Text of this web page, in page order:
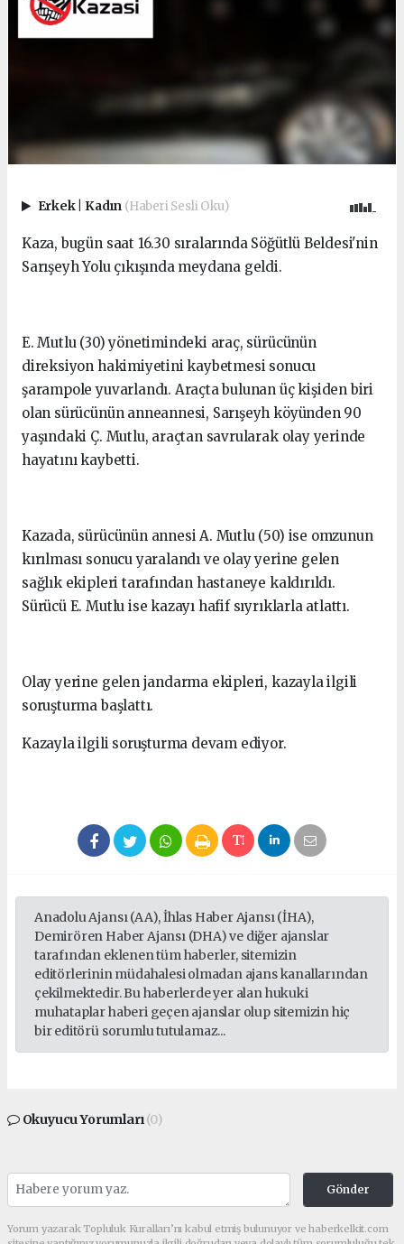
Erkek Kadın (Haberi Sesli Oku)
Kaza, bugün saat 16.30 sıralarında Söğütlü Beldesi'nin
Sarışeyh Yolu çıkışında meydana geldi.
E. Mutlu (30) yönetimindeki araç, sürücünün
direksiyon hakimiyetini kaybetmesi sonucu
şarampole yuvarlandı. Araçta bulunan üç kişiden biri
olan sürücünün anneannesi, Sarışeyh köyünden 90
yaşındaki Ç. Mutlu, araçtan savrularak olay yerinde
hayatını kaybetti.
Kazada, sürücünün annesi A. Mutlu (50) ise omzunun
kırılması sonucu yaralandı ve olay yerine gelen
sağlık ekipleri tarafından hastaneye kaldırıldı.
Sürücü E. Mutlu ise kazayı hafif sıyrıklarla atlattı.
Olay yerine gelen jandarma ekipleri, kazayla ilgili
soruşturma başlattı.
Kazayla ilgili soruşturma devam ediyor.
Anadolu Ajansı (AA), İhlas Haber Ajansı (İHA),
Demirören Haber Ajansı (DHA) ve diğer ajanslar
tarafından eklenen tüm haberler, sitemizin
editörlerinin müdahalesi olmadan ajans kanallarından
çekilmektedir. Bu haberlerde yer alan hukuki
muhataplar haberi geçen ajanslar olup sitemizin hiç
bir editörü sorumlu tutulamaz...
Okuyucu Yorumları(0)
Gönder
Yorum yazarak Topluluk Kuralları’nı kabul etmiş bulunuyor ve haberkelkit.com